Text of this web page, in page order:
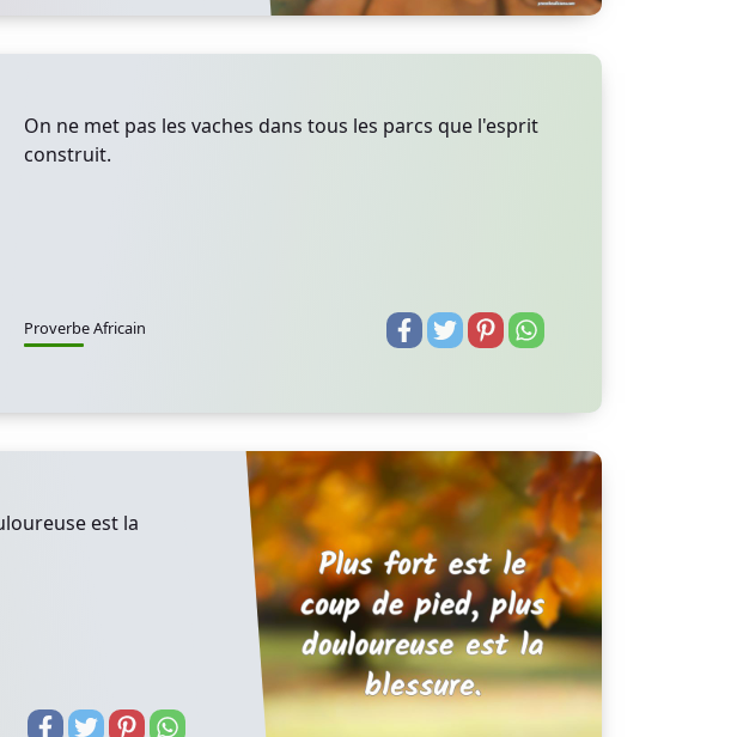
On ne met pas les vaches dans tous les parcs que l'esprit
construit.
Proverbe Africain
est la